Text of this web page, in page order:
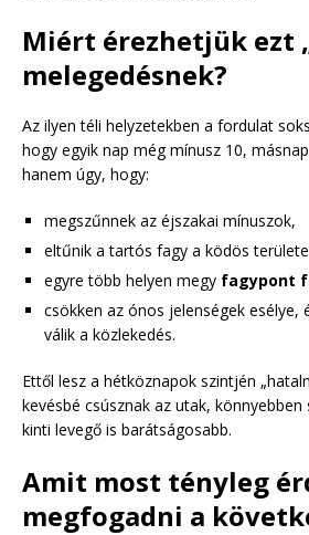
Miért érezhetjük ezt
melegedésnek?
Az ilyen téli helyzetekben a fordulat
hogy egyik nap még mínusz 10,
hanem úgy, hogy:
megszűnnek az éjszakai mínuszok,
eltűnik a tartós fagy a ködös
egyre több helyen megy fagypont
csökken az ónos jelenségek esélye,
válik a közlekedés.
Ettől lesz a hétköznapok szintjén
kevésbé csúsznak az utak, könnyebben
kinti levegő is barátságosabb.
Amit most tényleg
megfogadni a